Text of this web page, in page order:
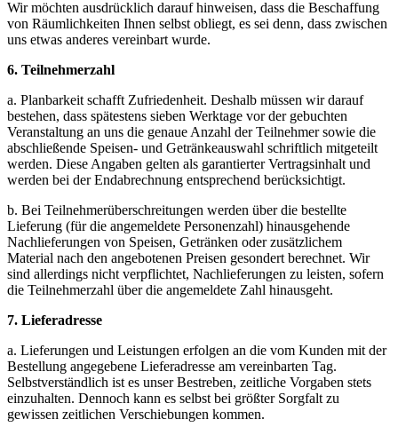
Wir möchten ausdrücklich darauf hinweisen, dass die Beschaffung
von Räumlichkeiten Ihnen selbst obliegt, es sei denn, dass zwischen
uns etwas anderes vereinbart wurde.
6. Teilnehmerzahl
a. Planbarkeit schafft Zufriedenheit. Deshalb müssen wir darauf
bestehen, dass spätestens sieben Werktage vor der gebuchten
Veranstaltung an uns die genaue Anzahl der Teilnehmer sowie die
abschließende Speisen- und Getränkeauswahl schriftlich mitgeteilt
werden. Diese Angaben gelten als garantierter Vertragsinhalt und
werden bei der Endabrechnung entsprechend berücksichtigt.
b. Bei Teilnehmerüberschreitungen werden über die bestellte
Lieferung (für die angemeldete Personenzahl) hinausgehende
Nachlieferungen von Speisen, Getränken oder zusätzlichem
Material nach den angebotenen Preisen gesondert berechnet. Wir
sind allerdings nicht verpflichtet, Nachlieferungen zu leisten, sofern
die Teilnehmerzahl über die angemeldete Zahl hinausgeht.
7. Lieferadresse
a. Lieferungen und Leistungen erfolgen an die vom Kunden mit der
Bestellung angegebene Lieferadresse am vereinbarten Tag.
Selbstverständlich ist es unser Bestreben, zeitliche Vorgaben stets
einzuhalten. Dennoch kann es selbst bei größter Sorgfalt zu
gewissen zeitlichen Verschiebungen kommen.